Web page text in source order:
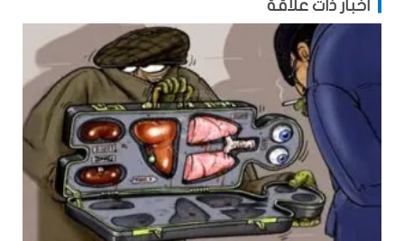
أخبار ذات علاقة